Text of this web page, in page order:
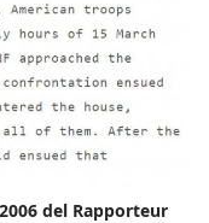
del Rapporteur